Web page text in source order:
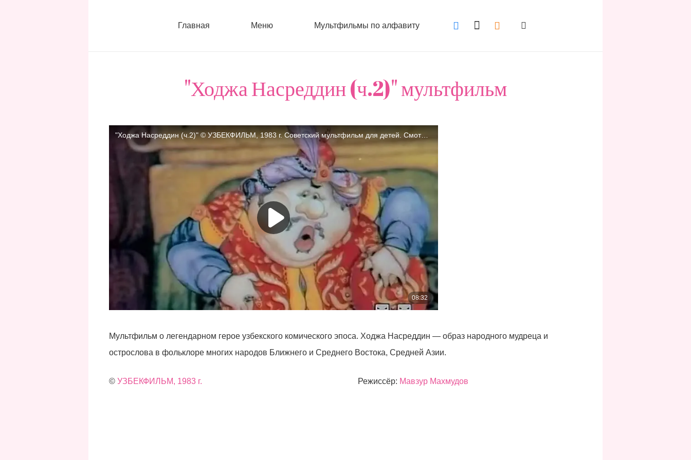
Главная Меню Мультфильмы по алфавиту
"Ходжа Насреддин (ч.2)" мультфильм
Мультфильм о легендарном герое узбекского комического эпоса. Ходжа Насреддин — образ народного мудреца и
острослова в фольклоре многих народов Ближнего и Среднего Востока, Средней Азии.
© УЗБЕКФИЛЬМ, 1983 г. Режиссёр: Мавзур Махмудов